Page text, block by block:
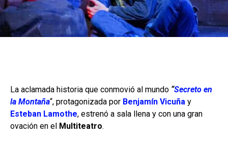
La aclamada historia que conmovió al mundo “Secreto en
la Montaña“, protagonizada por Benjamín Vicuña y
Esteban Lamothe, estrenó a sala llena y con una gran
ovación en el Multiteatro.